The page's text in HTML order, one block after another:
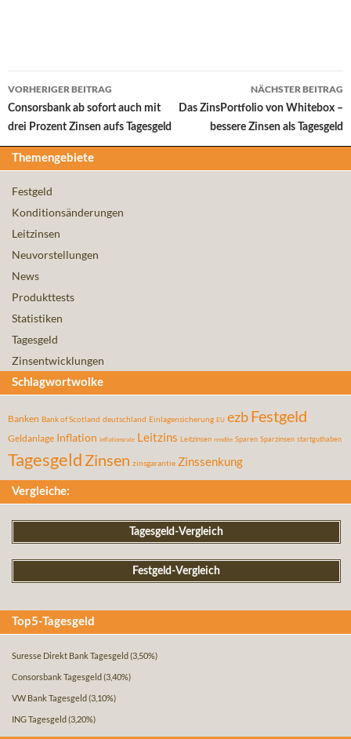
Beitrags-
Navigation
VORHERIGER BEITRAG
Consorsbank ab sofort auch mit
drei Prozent Zinsen aufs Tagesgeld
NÄCHSTER BEITRAG
Das ZinsPortfolio von Whitebox –
bessere Zinsen als Tagesgeld
Themengebiete
Festgeld
Konditionsänderungen
Leitzinsen
Neuvorstellungen
News
Produkttests
Statistiken
Tagesgeld
Zinsentwicklungen
Schlagwortwolke
Banken Bank of Scotland deutschland Einlagensicherung EU ezbFestgeld
Geldanlage Inflation inflationsrate Leitzins Leitzinsen rendite Sparen Sparzinsen startguthaben
Tagesgeld Zinsen zinsgarantie Zinssenkung
Vergleiche:
Tagesgeld-Vergleich
Festgeld-Vergleich
Top5-Tagesgeld
Suresse Direkt Bank Tagesgeld (3,50%)
Consorsbank Tagesgeld (3,40%)
VW Bank Tagesgeld (3,10%)
ING Tagesgeld (3,20%)